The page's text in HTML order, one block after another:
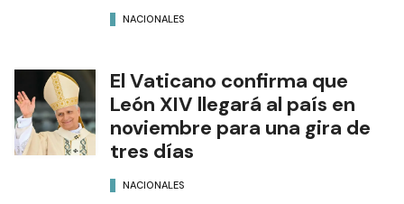
NACIONALES
El Vaticano confirma que
León XIV llegará al país en
noviembre para una gira de
tres días
NACIONALES